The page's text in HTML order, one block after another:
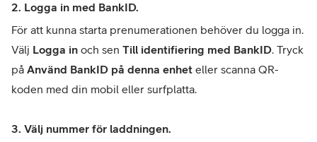
2. Logga in med BankID.
För att kunna starta prenumerationen behöver du logga in.
Välj Logga in och sen Till identifiering med BankID. Tryck
på Använd BankID på denna enhet eller scanna QR-
koden med din mobil eller surfplatta.
3. Välj nummer för laddningen.